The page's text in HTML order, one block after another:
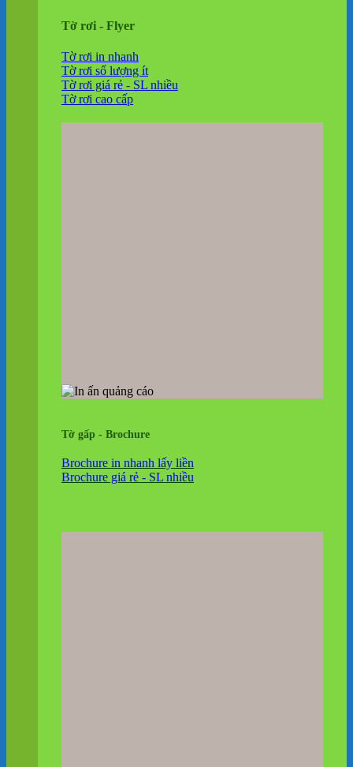
Tờ rơi - Flyer
Tờ rơi in nhanh
Tờ rơi số lượng ít
Tờ rơi giá rẻ - SL nhiều
Tờ rơi cao cấp
Tờ gấp - Brochure
Brochure in nhanh lấy liền
Brochure giá rẻ - SL nhiều